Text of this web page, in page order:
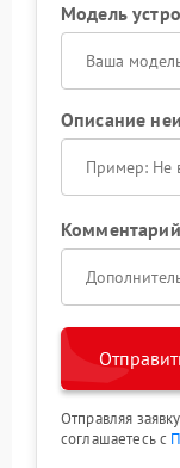
Модель
Описание
Отправляя
соглашаетесь с